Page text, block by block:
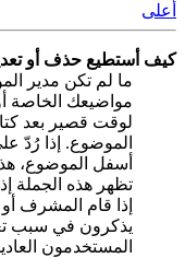
أعلى
كيف أستطيع حذف أو
ما لم تكن مدير
مواضيعك الخاصة
لوقت قصير بعد
الموضوع. إذا رُدّ
أسفل الموضوع،
تظهر هذه الجملة
إذا قام المشرف
يذكرون في سبب
المستخدمون